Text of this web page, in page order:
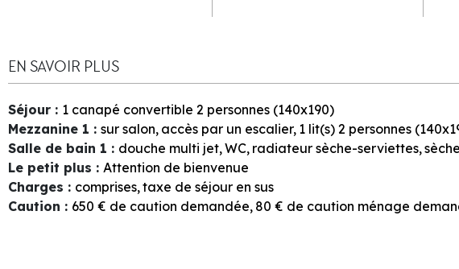
EN SAVOIR PLUS
Séjour : 1 canapé convertible 2 personnes (140x190)
Mezzanine 1 : sur salon accès par un escalier 1 lit(s) 2 personnes
Salle de bain 1 : douche multi jet WC radiateur sèche-serviettes
Le petit plus : Attention de bienvenue
Charges : comprises taxe de séjour en sus
Caution : 650 € de caution demandée 80 € de caution ménage